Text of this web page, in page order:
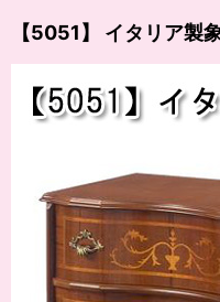
【5051】 イタリア製